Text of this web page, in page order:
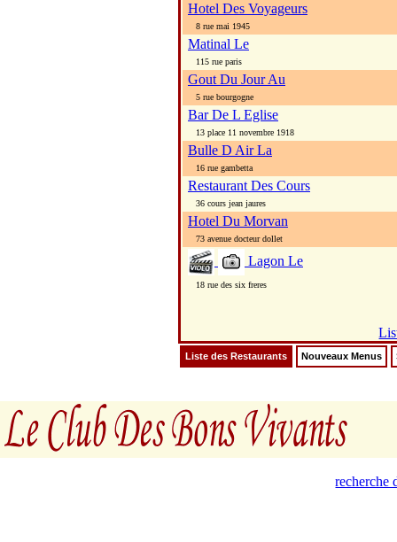
Hotel Des Voyageurs
8 rue mai 1945
Matinal Le
115 rue paris
Gout Du Jour Au
5 rue bourgogne
Bar De L Eglise
13 place 11 novembre 1918
Bulle D Air La
16 rue gambetta
Restaurant Des Cours
36 cours jean jaures
Hotel Du Morvan
73 avenue docteur dollet
Lagon Le
18 rue des six freres
Liste des Restaurants Nouveaux Menus
recherche